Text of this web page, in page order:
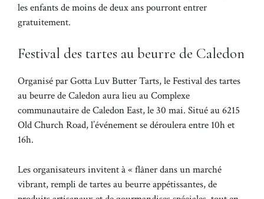
les enfants de moins de deux ans pourront entrer
gratuitement.
Festival des tartes au beurre de Caledon
Organisé par Gotta Luv Butter Tarts, le Festival des tartes
au beurre de Caledon aura lieu au Complexe
communautaire de Caledon East, le 30 mai. Situé au 6215
Old Church Road, l’événement se déroulera entre 10h et
16h.
Les organisateurs invitent à « flâner dans un marché
vibrant, rempli de tartes au beurre appétissantes, de